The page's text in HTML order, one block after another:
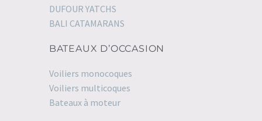
DUFOUR YATCHS
BALI CATAMARANS
BATEAUX D’OCCASION
Voiliers monocoques
Voiliers multicoques
Bateaux à moteur